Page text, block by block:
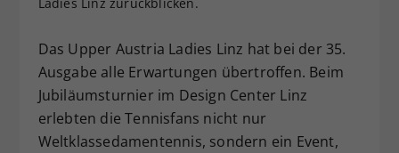
Das Upper Austria Ladies Linz hat bei der 35.
Ausgabe alle Erwartungen übertroffen. Beim
Jubiläumsturnier im Design Center Linz
erlebten die Tennisfans nicht nur
Weltklassedamentennis, sondern ein Event,
Zweck
Einstellungen. Unter anderem eine
historische Speicherung Ihrer
vorgenommen Einstellungen, falls der
Webseiten-Betreiber dies eingestellt
hat.